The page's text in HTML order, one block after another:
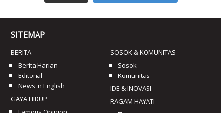
SITEMAP
BERITA
Berita Harian
Editorial
News In English
GAYA HIDUP
SOSOK & KOMUNITAS
Sosok
Komunitas
IDE & INOVASI
RAGAM HAYATI